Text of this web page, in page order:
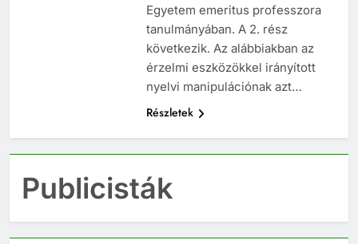
Egyetem emeritus professzora
tanulmányában. A 2. rész
következik. Az alábbiakban az
érzelmi eszközökkel irányított
nyelvi manipulációnak azt…
Részletek
Publicisták